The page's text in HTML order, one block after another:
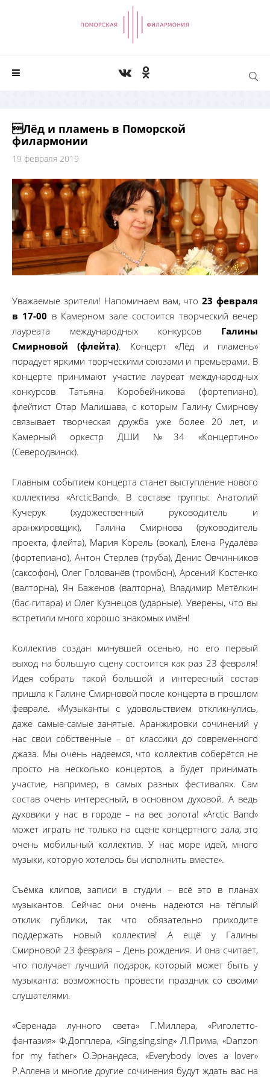
Лёд и пламень в Поморской
филармонии
19 февраля 2019
Уважаемые зрители! Напоминаем вам, что23 февраля
в 17-00 в Камерном зале состоится творческий вечер
лауреата международных конкурсов Галины
Смирновой (флейта). Концерт «Лёд и пламень»
порадует яркими творческими союзами и премьерами. В
концерте принимают участие лауреат международных
конкурсов Татьяна Коробейникова (фортепиано),
флейтист Отар Малишава, с которым Галину Смирнову
связывает творческая дружба уже более 20 лет, и
Камерный оркестр ДШИ №34 «Концертино»
(Северодвинск).
Главным событием концерта станет выступление нового
коллектива «ArcticBand». В составе группы: Анатолий
Кучерук (художественный руководитель и
аранжировщик), Галина Смирнова (руководитель
проекта, флейта), Мария Корель (вокал), Елена Рудалёва
(фортепиано), Антон Стерлев (труба), Денис Овчинников
(саксофон), Олег Голованёв (тромбон), Арсений Костенко
(валторна), Ян Баженов (валторна), Владимир Метёлкин
(бас-гитара) и Олег Кузнецов (ударные). Уверены, что вы
встретили много хорошо знакомых имён!
Коллектив создан минувшей осенью, но его первый
выход на большую сцену состоится как раз 23 февраля!
Идея собрать такой большой и интересный состав
пришла к Галине Смирновой после концерта в прошлом
феврале. «Музыканты с удовольствием откликнулись,
даже самые-самые занятые. Аранжировки сочинений у
нас свои собственные – от классики до современного
джаза. Мы очень надеемся, что коллектив соберётся не
просто на несколько концертов, а будет принимать
участие, например, в самых разных фестивалях. Сам
состав очень интересный, в основном духовой. А ведь
духовики у нас в городе – на вес золота! «Arctic Band»
может играть не только на сцене концертного зала, это
очень мобильный коллектив. У нас море идей, много
музыки, которую хотелось бы исполнить вместе».
Съёмка клипов, записи в студии – всё это в планах
музыкантов. Сейчас они очень надеются на тёплый
отклик публики, так что обязательно приходите
поддержать новый коллектив! А ещё у Галины
Смирновой 23 февраля – День рождения. И она считает,
что получает лучший подарок, который может быть у
музыканта: возможность провести праздник со своими
слушателями.
«Серенада лунного света» Г.Миллера, «Риголетто-
фантазия» Ф.Допплера, «Sing,sing,sing» Л.Прима, «Danzon
for my father» О.Эрнандеса, «Everybody loves a lover»
Р.Аллена и многие другие сочинения будут ждать вас на